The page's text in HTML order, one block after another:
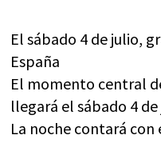
El sábado 4 de julio,
España
El momento central
llegará el sábado 4
La noche contará